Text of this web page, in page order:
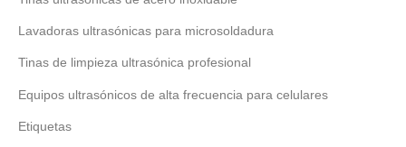
Lavadoras ultrasónicas para microsoldadura
Tinas de limpieza ultrasónica profesional
Equipos ultrasónicos de alta frecuencia para celulares
Etiquetas